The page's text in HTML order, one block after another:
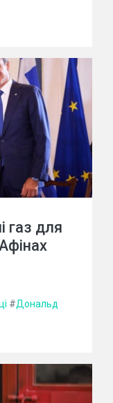
газ для
#Дональд